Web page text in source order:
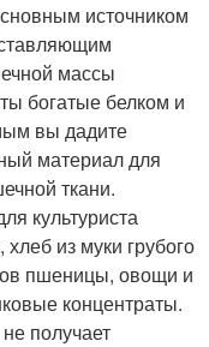
источником
массы
богатые белком и
вы дадите
материал для
ткани.
культуриста
из муки грубого
пшеницы, овощи и
концентраты.
получает